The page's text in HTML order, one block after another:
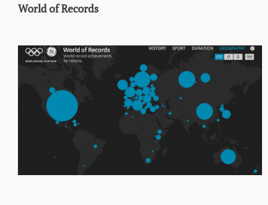
World of Records